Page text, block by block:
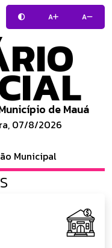
A A
de Mauá
07/8/2026
Municipal